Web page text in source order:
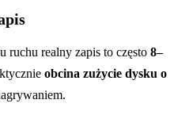
realny zapis to często 8–
obcina zużycie dysku o